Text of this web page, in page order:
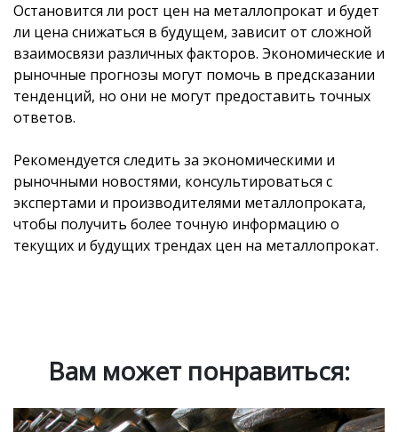
Остановится ли рост цен на металлопрокат и будет
ли цена снижаться в будущем, зависит от сложной
взаимосвязи различных факторов. Экономические и
рыночные прогнозы могут помочь в предсказании
тенденций, но они не могут предоставить точных
ответов.
Рекомендуется следить за экономическими и
рыночными новостями, консультироваться с
экспертами и производителями металлопроката,
чтобы получить более точную информацию о
текущих и будущих трендах цен на металлопрокат.
Вам может понравиться: